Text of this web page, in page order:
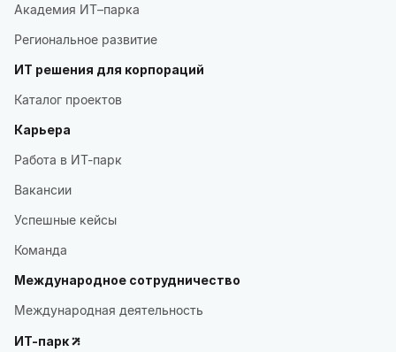
Академия ИТ–парка
Региональное развитие
ИТ решения для корпораций
Каталог проектов
Карьера
Работа в ИТ-парк
Вакансии
Успешные кейсы
Команда
Международное сотрудничество
Международная деятельность
ИТ-парк